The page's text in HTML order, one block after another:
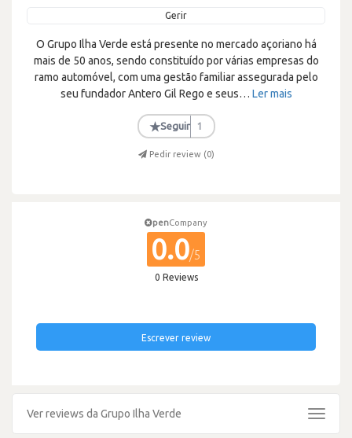
Gerir
O Grupo Ilha Verde está presente no mercado açoriano há
mais de 50 anos, sendo constituído por várias empresas do
ramo automóvel, com uma gestão familiar assegurada pelo
seu fundador Antero Gil Rego e seus… Ler mais
★Seguir 1
Pedir review (0)
penCompany
0.0/5
0 Reviews
Escrever review
Ver reviews da Grupo Ilha Verde
Toggle